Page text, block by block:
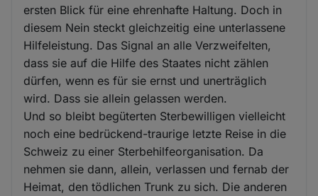
ersten Blick für eine ehrenhafte Haltung. Doch in
diesem Nein steckt gleichzeitig eine unterlassene
Hilfeleistung. Das Signal an alle Verzweifelten,
dass sie auf die Hilfe des Staates nicht zählen
dürfen, wenn es für sie ernst und unerträglich
wird. Dass sie allein gelassen werden.
Und so bleibt begüterten Sterbewilligen vielleicht
noch eine bedrückend-traurige letzte Reise in die
Schweiz zu einer Sterbehilfeorganisation. Da
nehmen sie dann, allein, verlassen und fernab der
Heimat, den tödlichen Trunk zu sich. Die anderen